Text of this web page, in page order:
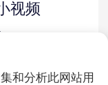
视频
和分析此网站用